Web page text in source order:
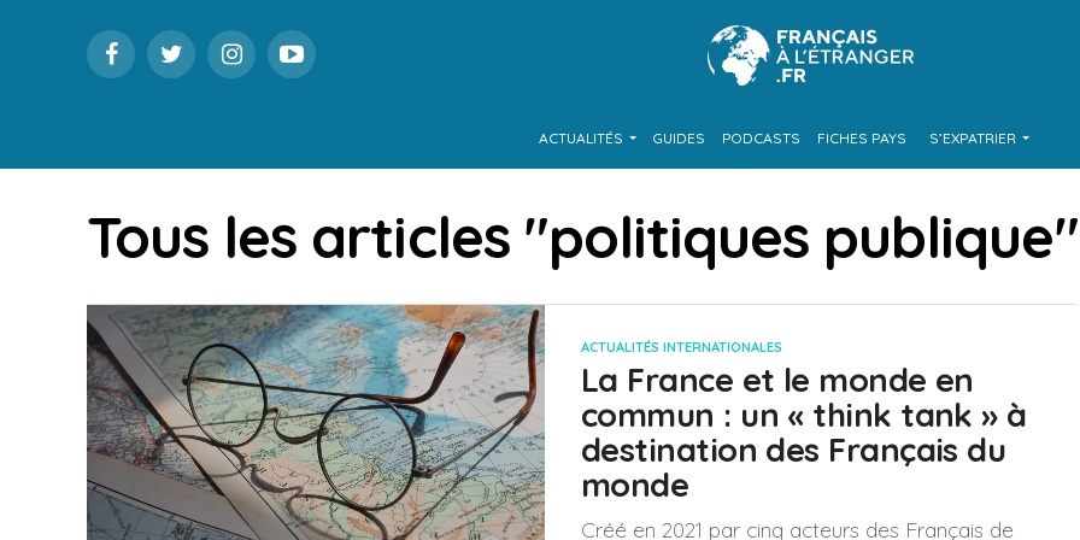
ACTUALITÉS GUIDES PODCASTS FICHES PAYS S’EXPATRIER
Tous les articles "politiques publique"
ACTUALITÉS INTERNATIONALES
La France et le monde en
commun : un « think tank » à
destination des Français du
monde
Créé en 2021 par cinq acteurs des Français de